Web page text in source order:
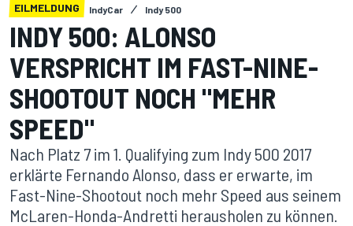
EILMELDUNG IndyCar Indy 500
INDY 500: ALONSO
VERSPRICHT IM FAST-NINE-
SHOOTOUT NOCH "MEHR
SPEED"
Nach Platz 7 im 1. Qualifying zum Indy 500 2017
erklärte Fernando Alonso, dass er erwarte, im
Fast-Nine-Shootout noch mehr Speed aus seinem
McLaren-Honda-Andretti herausholen zu können.